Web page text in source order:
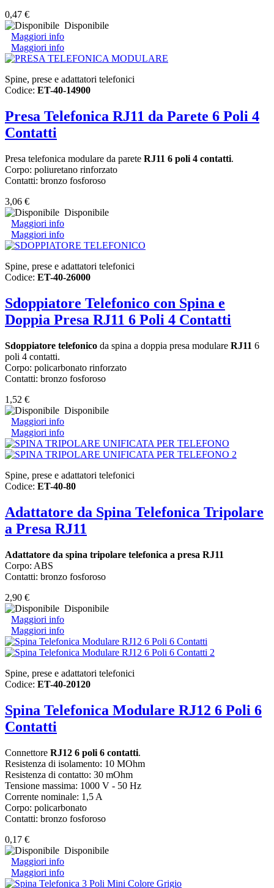
0,47 €
Disponibile
Maggiori info
Maggiori info
Spine, prese e adattatori telefonici
Codice: ET-40-14900
Presa Telefonica RJ11 da Parete 6 Poli 4
Contatti
Presa telefonica modulare da parete RJ11 6 poli 4 contatti.
Corpo: poliuretano rinforzato
Contatti: bronzo fosforoso
3,06 €
Disponibile
Maggiori info
Maggiori info
Spine, prese e adattatori telefonici
Codice: ET-40-26000
Sdoppiatore Telefonico con Spina e
Doppia Presa RJ11 6 Poli 4 Contatti
Sdoppiatore telefonico da spina a doppia presa modulare RJ11 6
poli 4 contatti.
Corpo: policarbonato rinforzato
Contatti: bronzo fosforoso
1,52 €
Disponibile
Maggiori info
Maggiori info
Spine, prese e adattatori telefonici
Codice: ET-40-80
Adattatore da Spina Telefonica Tripolare
a Presa RJ11
Adattatore da spina tripolare telefonica a presa RJ11
Corpo: ABS
Contatti: bronzo fosforoso
2,90 €
Disponibile
Maggiori info
Maggiori info
Spine, prese e adattatori telefonici
Codice: ET-40-20120
Spina Telefonica Modulare RJ12 6 Poli 6
Contatti
Connettore RJ12 6 poli 6 contatti.
Resistenza di isolamento: 10 MOhm
Resistenza di contatto: 30 mOhm
Tensione massima: 1000 V - 50 Hz
Corrente nominale: 1,5 A
Corpo: policarbonato
Contatti: bronzo fosforoso
0,17 €
Disponibile
Maggiori info
Maggiori info